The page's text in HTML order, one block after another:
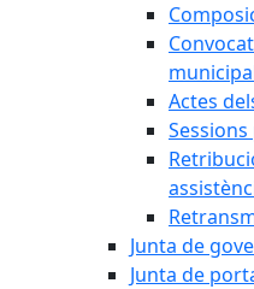
Actes
Junta de
Junta de